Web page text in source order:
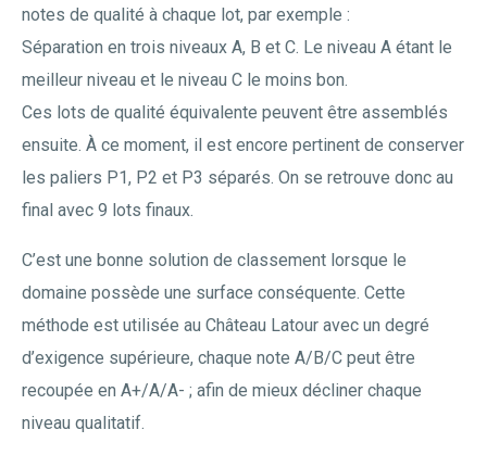
notes de qualité à chaque lot, par exemple :
Séparation en trois niveaux A, B et C. Le niveau A étant le
meilleur niveau et le niveau C le moins bon.
Ces lots de qualité équivalente peuvent être assemblés
ensuite. À ce moment, il est encore pertinent de conserver
les paliers P1, P2 et P3 séparés. On se retrouve donc au
final avec 9 lots finaux.
C’est une bonne solution de classement lorsque le
domaine possède une surface conséquente. Cette
méthode est utilisée au Château Latour avec un degré
d’exigence supérieure, chaque note A/B/C peut être
recoupée en A+/A/A- ; afin de mieux décliner chaque
niveau qualitatif.